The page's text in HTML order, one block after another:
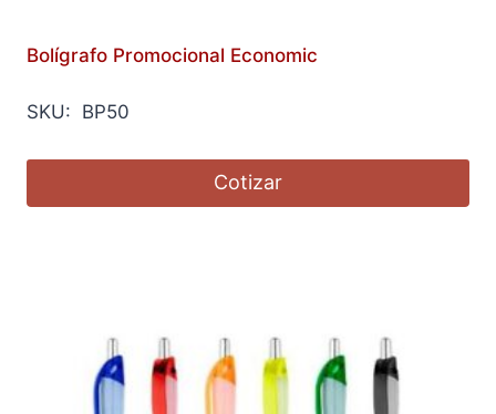
Bolígrafo Promocional Economic
SKU: BP50
Cotizar